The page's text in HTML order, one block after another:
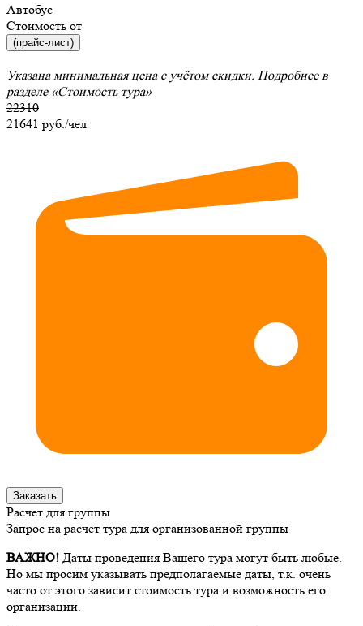
Автобус
Стоимость от
(прайс-лист)
Указана минимальная цена с учётом скидки. Подробнее в
разделе «Стоимость тура»
22310
21641 руб./чел
Заказать
Расчет для группы
Запрос на расчет тура для организованной группы
ВАЖНО! Даты проведения Вашего тура могут быть любые.
Но мы просим указывать предполагаемые даты, т.к. очень
часто от этого зависит стоимость тура и возможность его
организации.